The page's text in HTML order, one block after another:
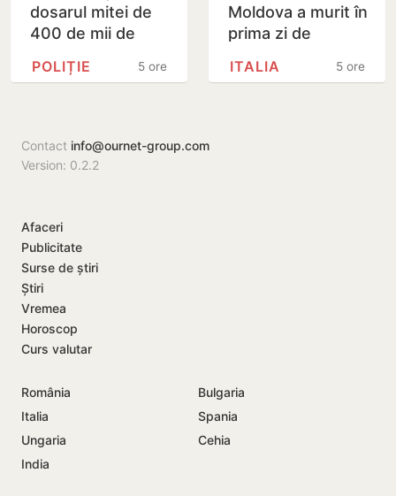
dosarul mitei de
400 de mii de
facilitat transferul
5 ore
POLIȚIE
Moldova a murit în
prima zi de
ambulanța ar fi5 ore
ITALIA
Contact info@ournet-group.com
Version: 0.2.2
Afaceri
Publicitate
Surse de știri
Știri
Vremea
Horoscop
Curs valutar
România
Bulgaria
Italia
Spania
Ungaria
Cehia
India